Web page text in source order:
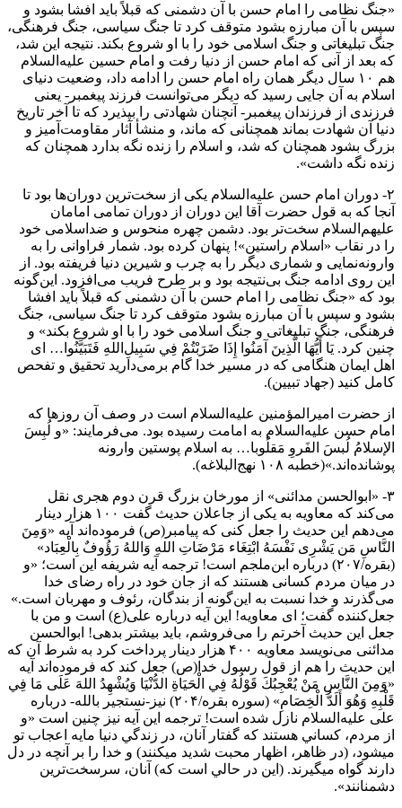
«‌جنگ نظامی را امام حسن با آن دشمنی که قبلاً باید افشا بشود و
سپس با آن مبارزه بشود متوقف کرد تا جنگ سیاسی، جنگ فرهنگی،
جنگ تبلیغاتی و جنگ اسلامی خود را با او شروع بکند. نتیجه این شد،
که بعد از آنی که امام حسن از دنیا رفت و امام حسین علیه‌السلام
هم ۱۰ سال دیگر همان راه امام حسن را ادامه داد، وضعیت دنیای
اسلام به آن جایی رسید که دیگر می‌توانست فرزند پیغمبر- یعنی
فرزندی از فرزندان پیغمبر- آنچنان شهادتی را بپذیرد که تا آخر تاریخ
دنیا آن شهادت بماند همچنانی که ماند، و منشأ آثار مقاومت‌آمیز و
بزرگ بشود همچنان که شد، و اسلام را زنده نگه بدارد همچنان که
زنده نگه داشت‌».
۲- دوران امام حسن علیه‌السلام یکی از سخت‌ترین دوران‌ها بود تا
آنجا که به قول حضرت آقا این دوران از دوران تمامی امامان
علیهم‌السلام سخت‌تر بود. دشمن چهره منحوس و ضد‌اسلامی خود
را در نقاب «‌اسلام راستین‌»‌! پنهان کرده بود. شمار فراوانی را به
وارونه‌نمایی و شماری دیگر را به چرب و شیرین دنیا فریفته بود. از
این روی ادامه جنگ بی‌نتیجه بود و بر طرح فریب می‌افزود. این‌گونه
بود که «‌جنگ نظامی را امام حسن با آن دشمنی که قبلاً باید افشا
بشود و سپس با آن مبارزه بشود متوقف کرد تا جنگ سیاسی، جنگ
فرهنگی، جنگ تبلیغاتی و جنگ اسلامی خود را با او شروع بکند‌» و
چنین کرد. يَا أَيُّهَا الَّذِينَ آمَنُوا إِذَا ضَرَبْتُمْ فِي سَبِيلِ‌اللهِ فَتَبَيَّنُوا‌… ‌ای
اهل ایمان هنگامی که در مسیر خدا گام برمی‌دارید تحقیق و تفحص
کامل کنید (جهاد تبیین‌).
از حضرت امیرالمؤمنین علیه‌السلام است در وصف آن روزها که
امام حسن علیه‌السلام به امامت رسیده بود. می‌فرمایند: «‌و لُبِسَ
الإسلامُ لُبسَ الفَروِ مَقلُوبا‌… به اسلام پوستین وارونه
پوشانده‌اند.‌»(خطبه ۱۰۸ نهج‌البلاغه)‌.
۳- «‌ابوالحسن مدائنی‌» از مورخان بزرگ قرن دوم هجری نقل
می‌کند که معاویه به یکی از جاعلان حدیث گفت ۱۰۰ هزار دینار
می‌دهم این حدیث را جعل کنی که پیامبر‌(ص) فرموده‌اند آیه «وَمِنَ
النَّاسِ مَن یَشْرِی نَفْسَهُ ابْتِغَاء مَرْضَاتِ اللهِ وَاللهُ رَؤُوفٌ بِالْعِبَاد‌»
(بقره/۲۰۷‌) درباره ابن‌ملجم است! ترجمه آیه شریفه این است؛ «‌و
در میان مردم کسانی هستند که از جان خود در راه رضای خدا
می‌گذرند و خدا نسبت به این‌گونه از بندگان، رئوف و مهربان است.»
جعل‌کننده گفت؛ ‌ای معاویه! این آیه درباره علی‌(ع) است و من با
جعل این حدیث آخرتم را می‌فروشم، باید بیشتر بدهی! ابوالحسن
مدائنی می‌نویسد معاویه ۴۰۰ هزار دینار پرداخت کرد به شرط آن که
این حدیث را هم از قول رسول خدا‌(ص) جعل کند که فرموده‌اند آیه
«‌وَمِنَ النَّاسِ مَنْ يُعْجِبُكَ قَوْلُهُ فِي الْحَيَاةِ الدُّنْيَا وَيُشْهِدُ اللهَ عَلَى مَا فِي
قَلْبِهِ وَهُوَ أَلَدُّ الْخِصَامِ‌» (سوره بقره/۲۰۴) نیز-‌نستجیر بالله- درباره
علی علیه‌السلام نازل شده است! ترجمه این آیه نیز چنین است «‌و
از مردم، كساني هستند كه گفتار آنان، در زندگي دنيا مايه اعجاب تو
مي‏شود، (در ظاهر، اظهار محبت شديد مي‏كنند) و خدا را بر آنچه در دل
دارند گواه مي‏گيرند. (اين در حالي است كه) آنان، سرسخت‌ترين
دشمنانند‌».